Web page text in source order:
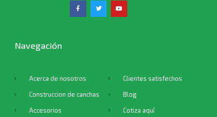
Navegación
Acerca de nosotros
Construccion de canchas
Accesorios
Clientes satisfechos
Blog
Cotiza aquí